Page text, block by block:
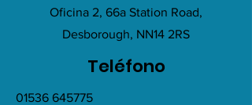
Oficina 2, 66a Station Road,
Desborough, NN14 2RS
Teléfono
01536 645775